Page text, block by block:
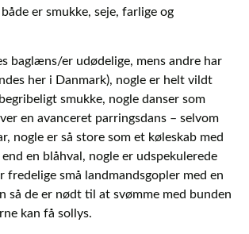
er smukke, seje, farlige og
baglæns/er udødelige, mens andre har
her i Danmark), nogle er helt vildt
smukke, nogle danser som
en avanceret parringsdans – selvom
nogle er så store som et køleskab med
en blåhval, nogle er udspekulerede
fredelige små landmandsgopler med en
så de er nødt til at svømme med bunden
kan få sollys.